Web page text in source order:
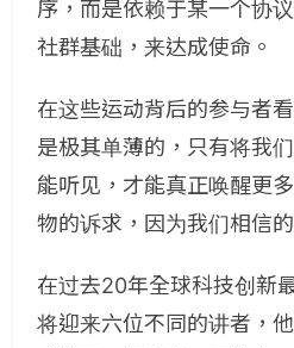
序，而是依赖于某一个协
社群基础，来达成使命。
在这些运动背后的参与者
是极其单薄的，只有将我
能听见，才能真正唤醒更
物的诉求，因为我们相信
在过去20年全球科技创新
将迎来六位不同的讲者，